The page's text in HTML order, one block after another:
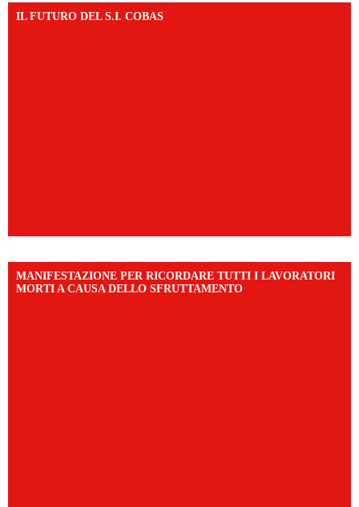
IL FUTURO DEL S.I. COBAS
MANIFESTAZIONE PER RICORDARE TUTTI I LAVORATORI
MORTI A CAUSA DELLO SFRUTTAMENTO